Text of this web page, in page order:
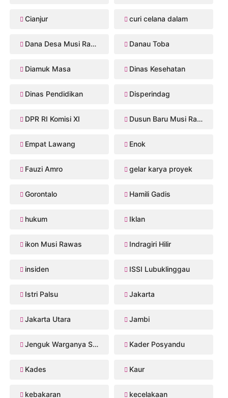
Cianjur curi celana dalam
Dana Desa Musi Rawas Danau Toba
Diamuk Masa Dinas Kesehatan
Dinas Pendidikan Disperindag
DPR RI Komisi XI Dusun Baru Musi Rawas
Empat Lawang Enok
Fauzi Amro gelar karya proyek
Gorontalo Hamili Gadis
hukum Iklan
ikon Musi Rawas Indragiri Hilir
insiden ISSI Lubuklinggau
Istri Palsu Jakarta
Jakarta Utara Jambi
Jenguk Warganya Sakit Kader Posyandu
Kades Kaur
kebakaran kecelakaan